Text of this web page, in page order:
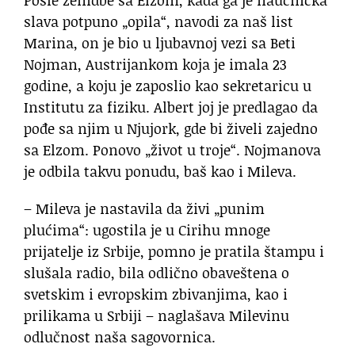
slava potpuno „opila“, navodi za naš list
Marina, on je bio u ljubavnoj vezi sa Beti
Nojman, Austrijankom koja je imala 23
godine, a koju je zaposlio kao sekretaricu u
Institutu za fiziku. Albert joj je predlagao da
pođe sa njim u Njujork, gde bi živeli zajedno
sa Elzom. Ponovo „život u troje“. Nojmanova
je odbila takvu ponudu, baš kao i Mileva.
– Mileva je nastavila da živi „punim
plućima“: ugostila je u Cirihu mnoge
prijatelje iz Srbije, pomno je pratila štampu i
slušala radio, bila odlično obaveštena o
svetskim i evropskim zbivanjima, kao i
prilikama u Srbiji – naglašava Milevinu
odlučnost naša sagovornica.